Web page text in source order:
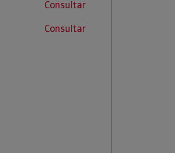
Consultar
Consultar